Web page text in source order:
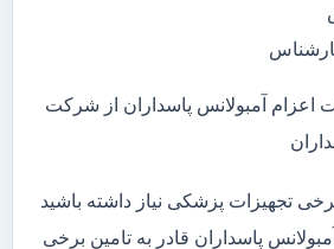
اعزام آمبولانس پاسداران از شرکت
تجهیزات پزشکی نیاز داشته باشید
پاسداران قادر به تامین برخی